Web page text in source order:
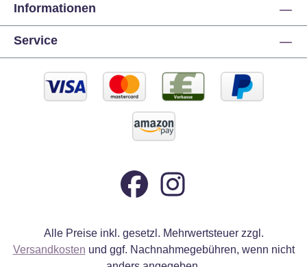
Informationen
Service
Alle Preise inkl. gesetzl. Mehrwertsteuer zzgl.
Versandkosten und ggf. Nachnahmegebühren, wenn nicht